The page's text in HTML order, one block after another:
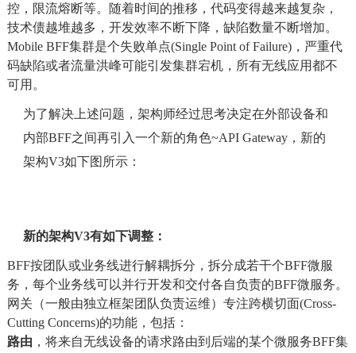
控，限流熔断等。随着时间的推移，代码变得越来越复杂，
技术债越堆越多，开发效率不断下降，缺陷数量不断增加。
Mobile BFF集群是个失败单点(Single Point of Failure)，严重代
码缺陷或者流量洪峰可能引发集群宕机，所有无线应用都不
可用。
为了解决上述问题，架构师经过思考决定在外部设备和
内部BFF之间再引入一个新的角色~API Gateway，新的
架构V3如下图所示：
新的架构V3有如下调整：
BFF按团队或业务线进行解耦拆分，拆分成若干个BFF微服
务，每个业务线可以并行开发和交付各自负责的BFF微服务。
网关（一般由独立框架团队负责运维）专注跨横切面(Cross-
Cutting Concerns)的功能，包括：
路由 ，将来自无线设备的请求路由到后端的某个微服务BFF集